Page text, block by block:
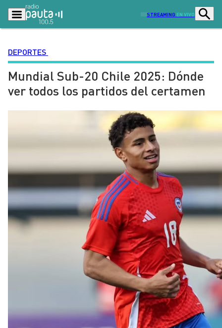
STREAMING EN VIVO
Podcasts Programas
Lo Último Actualidad
Ciudad Economía
Sostenibilidad
Entretención y Cultura Opinión
Dato en Pauta Señal 2
Contenido Patrocinado
DEPORTES
Mundial Sub-20 Chile 2025: Dónde
ver todos los partidos del certamen